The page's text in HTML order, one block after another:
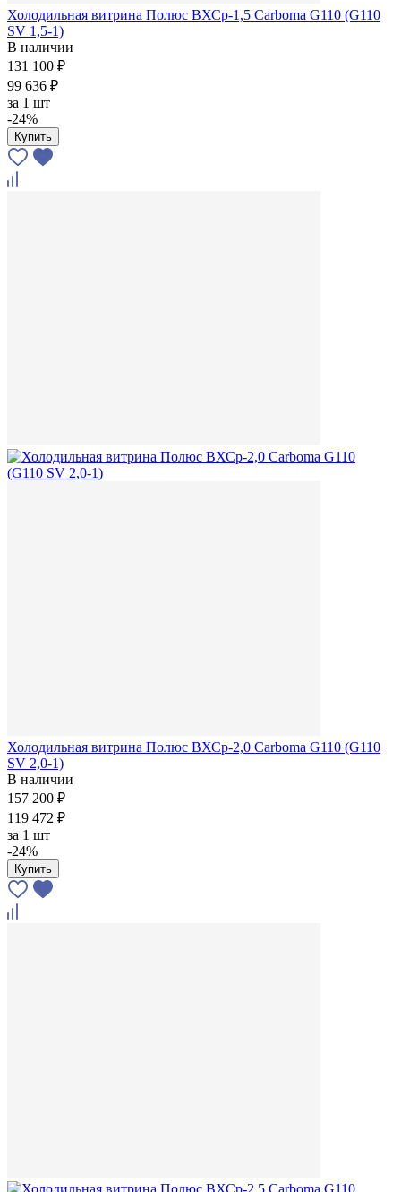
Холодильная витрина Полюс ВХСр-1,5 Сarboma G110 (G110
SV 1,5-1)
В наличии
131 100 ₽
99 636 ₽
за 1 шт
-24%
Купить
Холодильная витрина Полюс ВХСр-2,0 Сarboma G110 (G110
SV 2,0-1)
В наличии
157 200 ₽
119 472 ₽
за 1 шт
-24%
Купить